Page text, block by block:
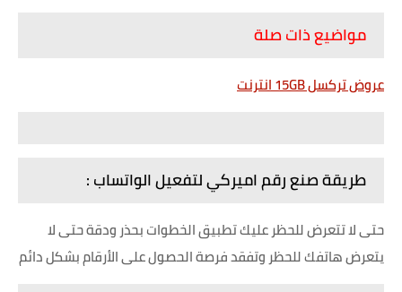
مواضيع ذات صلة
عروض تركسل 15GB انترنت
طريقة صنع رقم اميركي لتفعيل الواتساب :
حتى لا تتعرض للحظر عليك تطبيق الخطوات بحذر ودقة حتى لا
يتعرض هاتفك للحظر وتفقد فرصة الحصول على الأرقام بشكل دائم